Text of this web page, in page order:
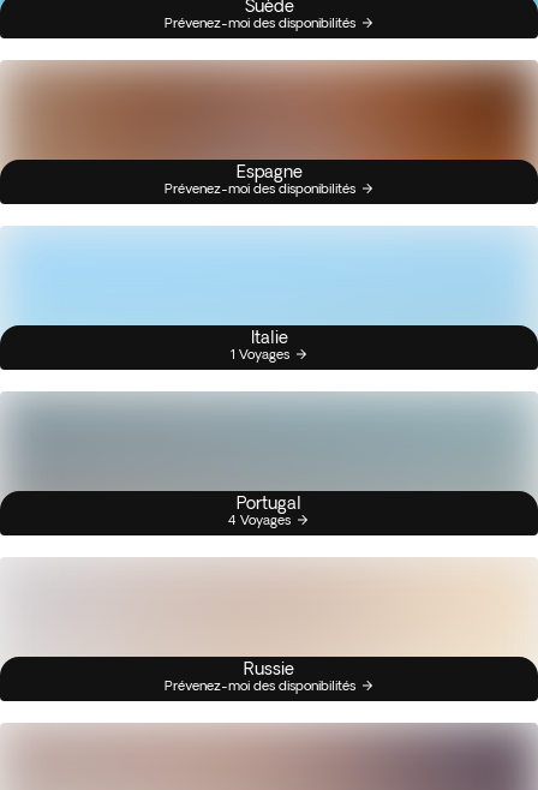
Suède
Prévenez-moi des disponibilités
Espagne
Prévenez-moi des disponibilités
Italie
1 Voyages
Portugal
4 Voyages
Russie
Prévenez-moi des disponibilités